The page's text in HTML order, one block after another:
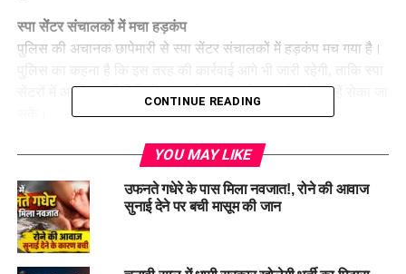
स्पा सेंटर संचालकों में मचा हड़कंप
पुलिस की अचानक छापेमारी से स्पा सेंटर संचालकों में हड़कंप मच गया है।
सेंटरों में अनैतिक गतिविधियों पर कड़ी नजर रखी जा सके और उन्हें रोका जा
एसएसपी ने बताया कि स्पा सेंटरों की सघन जांच की जाएगी और जो भी
#SpaCenters # PoliceRaid #IllegalActivities #
#Violation
CONTINUE READING
YOU MAY LIKE
उफनते गधेरे के पास मिला नवजात!, रोने की आवाज
सुनाई देने पर बची मासूम की जान